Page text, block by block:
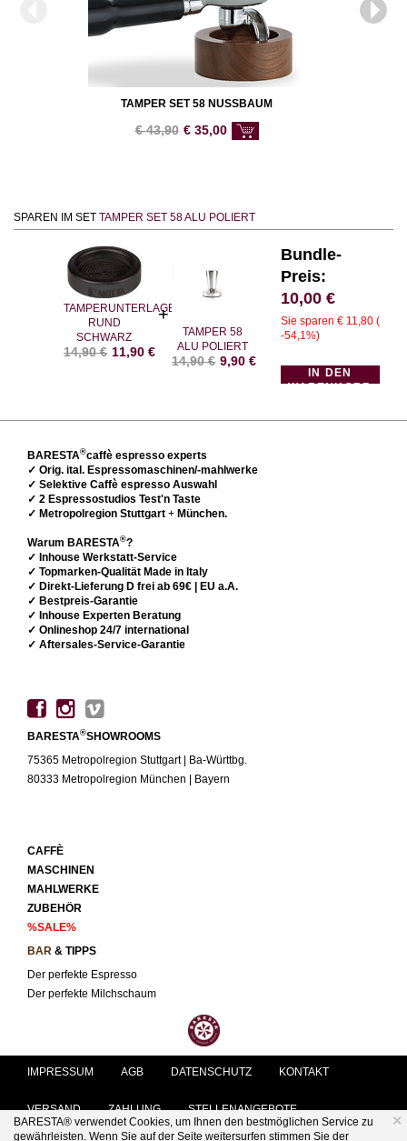
BARESTA® verwendet Cookies, um Ihnen den bestmöglichen Service zu
gewährleisten. Wenn Sie auf der Seite weitersurfen stimmen Sie der
×
TAMPER SET 58 NUSSBAUM
€43,90 € 35,00
SPAREN IM SET TAMPER SET 58 ALU POLIERT
TAMPERUNTERLAGE
RUND
SCHWARZ
14,90€ 11,90 €
TAMPER 58
ALU POLIERT
14,90€ 9,90 €
Bundle-
Preis:
10,00€
Sie sparen € 11,80 (
-54,1%)
IN DEN
WARENKORB
BARESTA®caffè espresso experts
✓ Orig. ital. Espressomaschinen/-mahlwerke
✓ Selektive Caffè espresso Auswahl
✓ 2 Espressostudios Test'n Taste
✓ Metropolregion Stuttgart + München.
Warum BARESTA®?
✓ Inhouse Werkstatt-Service
✓ Topmarken-Qualität Made in Italy
✓ Direkt-Lieferung D frei ab 69€ | EU a.A.
✓ Bestpreis-Garantie
✓ Inhouse Experten Beratung
✓ Onlineshop 24/7 international
✓ Aftersales-Service-Garantie
BARESTA®SHOWROOMS
75365 Metropolregion Stuttgart | Ba-Württbg.
80333 Metropolregion München | Bayern
CAFFÈ
MASCHINEN
MAHLWERKE
ZUBEHÖR
%SALE%
BAR & TIPPS
Der perfekte Espresso
Der perfekte Milchschaum
IMPRESSUM AGB DATENSCHUTZ KONTAKT
VERSAND ZAHLUNG STELLENANGEBOTE